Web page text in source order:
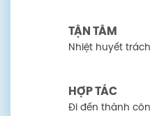
TẬN TÂM
Nhiệt huyết
HỢP TÁC
Đi đến thành